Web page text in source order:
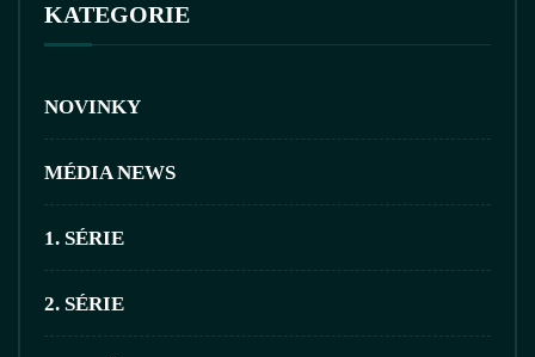
KATEGORIE
NOVINKY
MÉDIA NEWS
1. SÉRIE
2. SÉRIE